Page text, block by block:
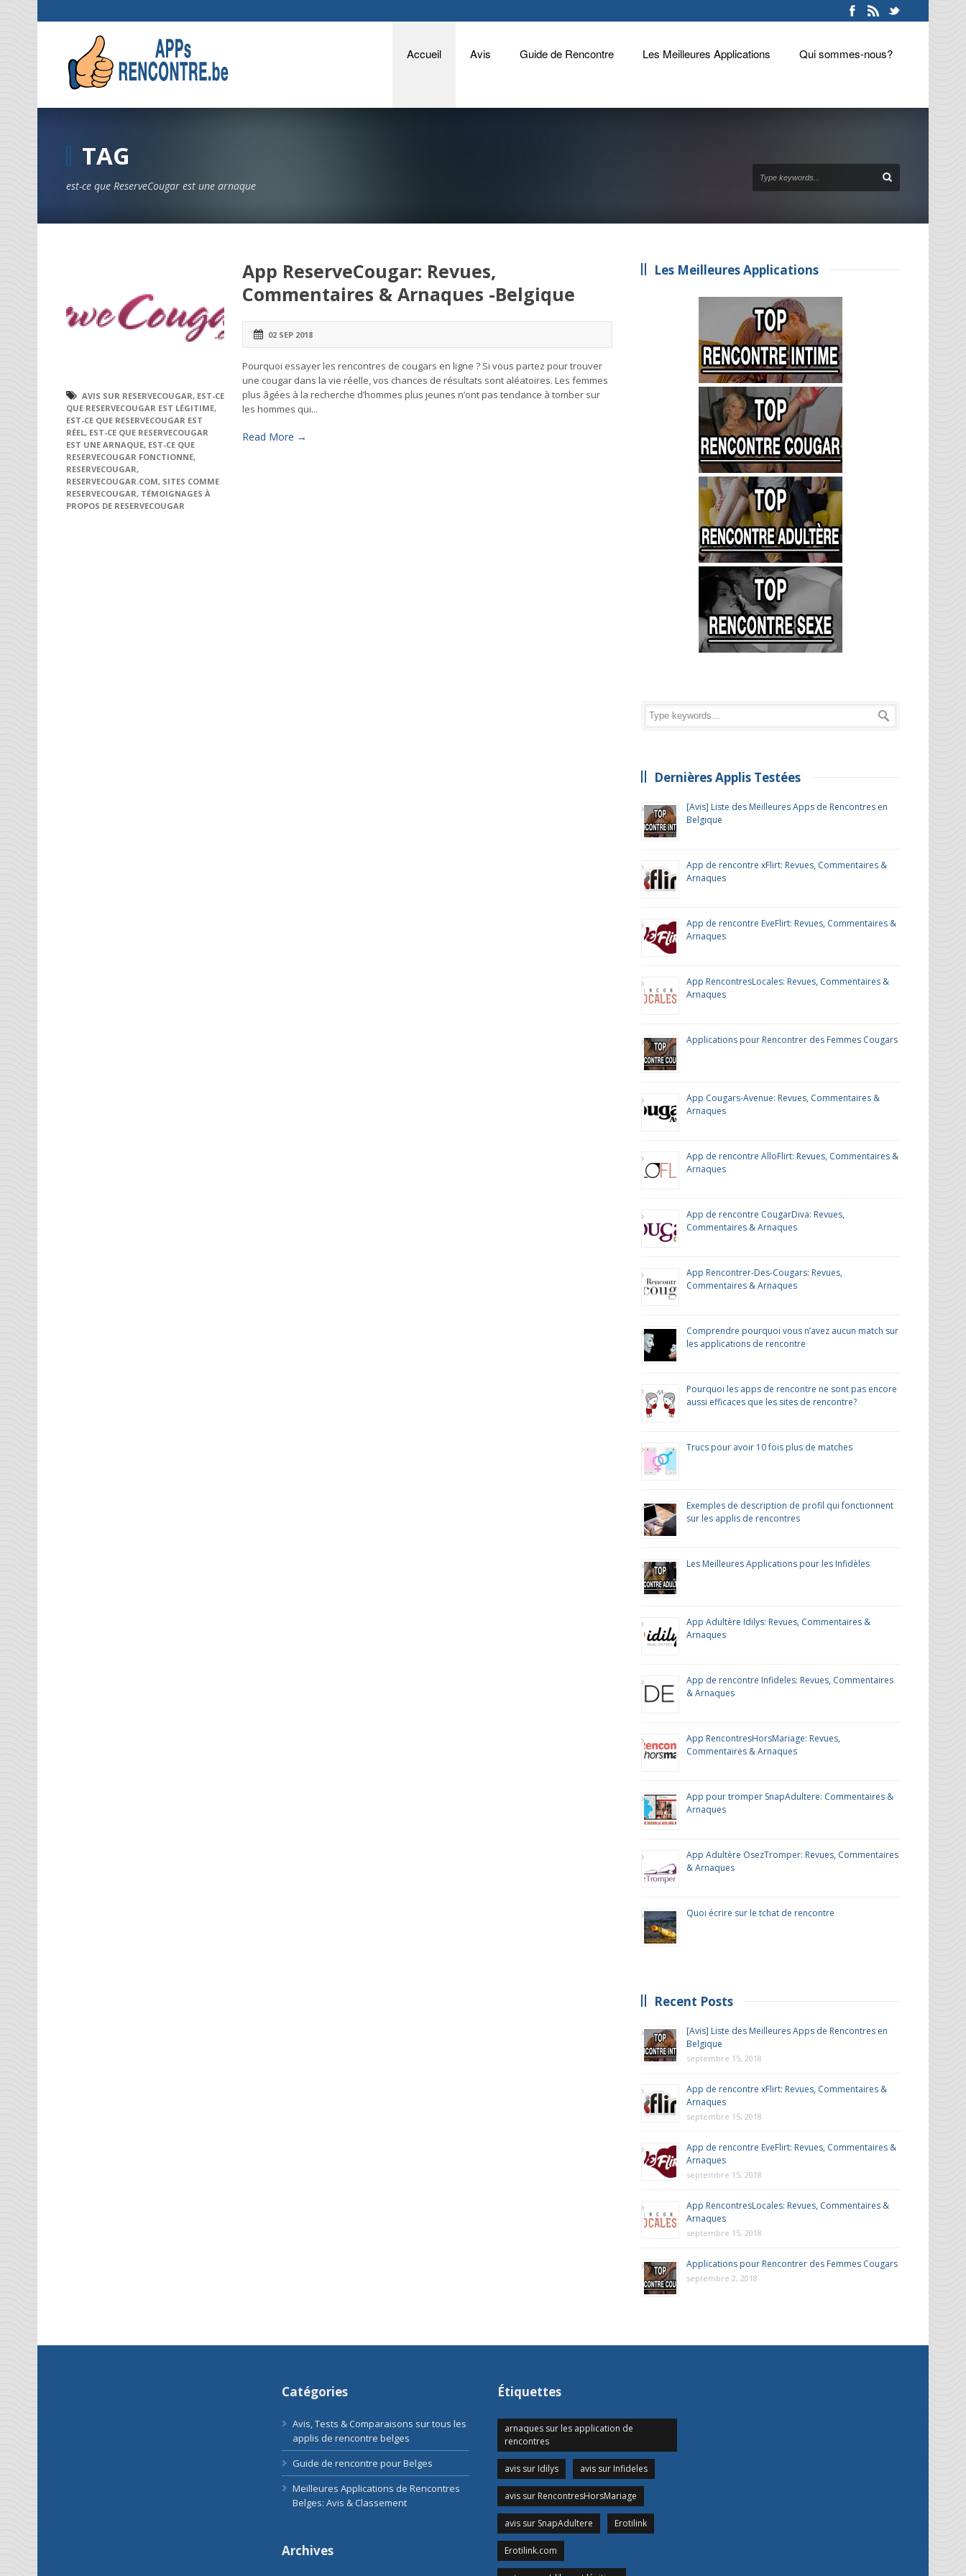
Accueil Avis Guide de Rencontre Les Meilleures Applications Qui sommes-nous?
TAG
est-ce que ReserveCougar est une arnaque
AVIS SUR RESERVECOUGAR, EST-CE
QUE RESERVECOUGAR EST LÉGITIME,
EST-CE QUE RESERVECOUGAR EST
RÉEL, EST-CE QUE RESERVECOUGAR
EST UNE ARNAQUE, EST-CE QUE
RESERVECOUGAR FONCTIONNE,
RESERVECOUGAR,
RESERVECOUGAR.COM, SITES COMME
RESERVECOUGAR, TÉMOIGNAGES À
PROPOS DE RESERVECOUGAR
App ReserveCougar: Revues,
Commentaires & Arnaques -Belgique
02 SEP 2018
Pourquoi essayer les rencontres de cougars en ligne ? Si vous partez pour trouver
une cougar dans la vie réelle, vos chances de résultats sont aléatoires. Les femmes
plus âgées à la recherche d’hommes plus jeunes n’ont pas tendance à tomber sur
les hommes qui...
Read More →
Les Meilleures Applications
Dernières Applis Testées
[Avis] Liste des Meilleures Apps de Rencontres en
Belgique
App de rencontre xFlirt: Revues, Commentaires &
Arnaques
App de rencontre EveFlirt: Revues, Commentaires &
Arnaques
App RencontresLocales: Revues, Commentaires &
Arnaques
Applications pour Rencontrer des Femmes Cougars
App Cougars-Avenue: Revues, Commentaires &
Arnaques
App de rencontre AlloFlirt: Revues, Commentaires &
Arnaques
App de rencontre CougarDiva: Revues,
Commentaires & Arnaques
App Rencontrer-Des-Cougars: Revues,
Commentaires & Arnaques
Comprendre pourquoi vous n’avez aucun match sur
les applications de rencontre
Pourquoi les apps de rencontre ne sont pas encore
aussi efficaces que les sites de rencontre?
Trucs pour avoir 10 fois plus de matches
Exemples de description de profil qui fonctionnent
sur les applis de rencontres
Les Meilleures Applications pour les Infidèles
App Adultère Idilys: Revues, Commentaires &
Arnaques
App de rencontre Infideles: Revues, Commentaires
& Arnaques
App RencontresHorsMariage: Revues,
Commentaires & Arnaques
App pour tromper SnapAdultere: Commentaires &
Arnaques
App Adultère OsezTromper: Revues, Commentaires
& Arnaques
Quoi écrire sur le tchat de rencontre
Recent Posts
[Avis] Liste des Meilleures Apps de Rencontres en
Belgique
septembre 15, 2018
App de rencontre xFlirt: Revues, Commentaires &
Arnaques
septembre 15, 2018
App de rencontre EveFlirt: Revues, Commentaires &
Arnaques
septembre 15, 2018
App RencontresLocales: Revues, Commentaires &
Arnaques
septembre 15, 2018
Applications pour Rencontrer des Femmes Cougars
septembre 2, 2018
Catégories
Avis, Tests & Comparaisons sur tous les
applis de rencontre belges
Guide de rencontre pour Belges
Meilleures Applications de Rencontres
Belges: Avis & Classement
Archives
Étiquettes
arnaques sur les application de
rencontres
avis sur Idilys avis sur Infideles
avis sur RencontresHorsMariage
avis sur SnapAdultere Erotilink
Erotilink.com